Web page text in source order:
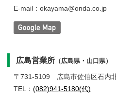
E-mail：okayama@onda.co.jp
広島営業所 （広島県・山口県）
〒731-5109 広島市佐伯区石内
TEL： (082)941-5180(代)